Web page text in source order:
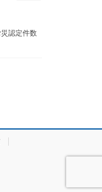
認定件数